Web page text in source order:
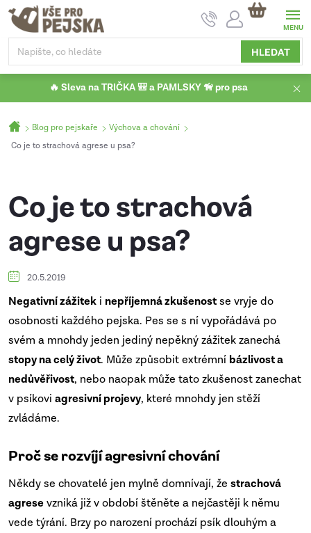
Přejít
obsah
HLEDAT
NÁKUPNÍ
KOŠÍK
🔥 Sleva na TRIČKA 🎒 a PAMLSKY 🦮 pro psa
Domů
Blog pro pejskaře
Výchova a chování
Co je to strachová agrese u psa?
Co je to strachová
agrese u psa?
20.5.2019
Negativní zážitek i nepříjemná zkušenostse vryje do
osobnosti každého pejska. Pes se s ní vypořádává po
svém a mnohdy jeden jediný nepěkný zážitek zanechá
stopy na celý život. Může způsobit extrémní bázlivost a
nedůvěřivost, nebo naopak může tato zkušenost zanechat
v psíkovi agresivní projevy, které mnohdy jen stěží
zvládáme.
Proč se rozvíjí agresivní chování
Někdy se chovatelé jen mylně domnívají, že strachová
agresevzniká již v období štěněte a nejčastěji k němu
vede týrání. Brzy po narození prochází psík dlouhým a